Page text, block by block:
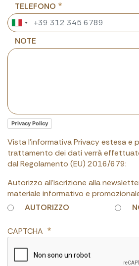
TELEFONO
NOTE
Privacy Policy
Vista l'informativa Privacy estesa e
trattamento dei dati verrà
dal Regolamento (EU) 2016/679:
Autorizzo all'iscrizione alla
materiale informativo e
AUTORIZZO
CAPTCHA